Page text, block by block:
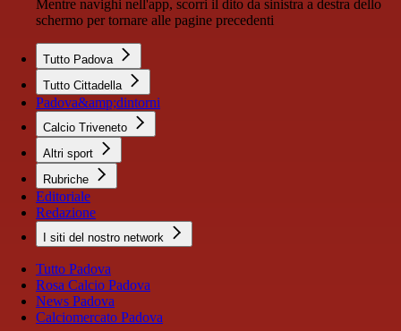
Mentre navighi nell'app, scorri il dito da sinistra a destra dello
schermo per tornare alle pagine precedenti
Tutto Padova
Tutto Cittadella
Padova&amp;dintorni
Calcio Triveneto
Altri sport
Rubriche
Editoriale
Redazione
I siti del nostro network
Tutto Padova
Rosa Calcio Padova
News Padova
Calciomercato Padova